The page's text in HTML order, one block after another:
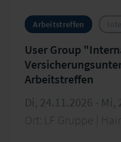
Arbeitstreffen
User Group
Arbeitstreffen
Di, 24.11.2026 - Mi,
Ort: LF Gruppe |